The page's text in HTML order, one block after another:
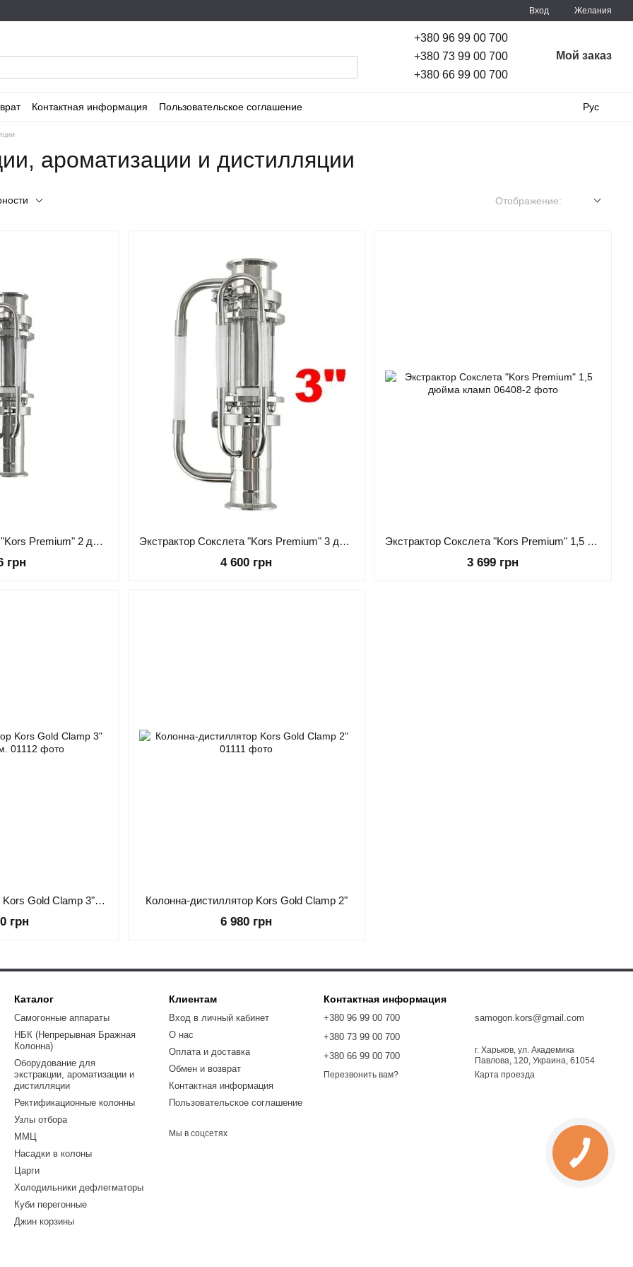
Вход Желания
+380 96 99 00 700
+380 73 99 00 700
+380 66 99 00 700
Мой заказ
Контактная информация Пользовательское соглашение Рус
ароматизации и дистилляции
Отображение:
Экстрактор Сокслета "Kors Premium" 2 дюйма кламп
грн
Экстрактор Сокслета "Kors Premium" 3 дюйма кламп
4 600 грн
Экстрактор Сокслета "Kors Premium" 1,5 дюйма кламп
3 699 грн
Колонна-дистиллятор Kors Gold Clamp 3" царга 1000 мм.
грн
Колонна-дистиллятор Kors Gold Clamp 2"
6 980 грн
Каталог
Самогонные аппараты
НБК (Непрерывная Бражная
Колонна)
Оборудование для
экстракции, ароматизации и
дистилляции
Ректификационные колонны
Узлы отбора
ММЦ
Насадки в колоны
Царги
Холодильники дефлегматоры
Куби перегонные
Джин корзины
Клиентам
Вход в личный кабинет
О нас
Оплата и доставка
Обмен и возврат
Контактная информация
Пользовательское соглашение
Мы в соцсетях
Контактная информация
+380 96 99 00 700
+380 73 99 00 700
+380 66 99 00 700
Перезвонить вам?
samogon.kors@gmail.com
г. Харьков, ул. Академика
Павлова, 120, Украина, 61054
Карта проезда